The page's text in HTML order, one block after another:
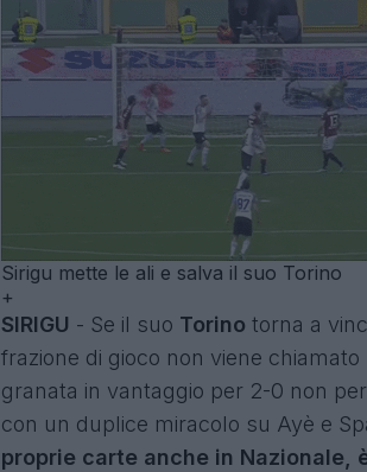
Sirigu mette le ali e salva il suo Torino
+
SIRIGU - Se il suo Torino torna a
frazione di gioco non viene
granata in vantaggio per 2-0 non
con un duplice miracolo su Ayè e
proprie carte anche in Nazionale,